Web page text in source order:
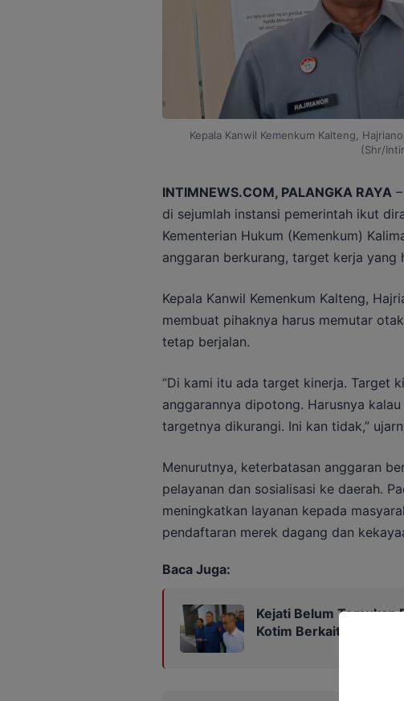
Kepala Kanwil Kemenkum Kalteng,
(Shr/
INTIMNEWS.COM, PALANGKA RAYA–
di sejumlah instansi pemerintah ikut
Kementerian Hukum (Kemenkum)
anggaran berkurang, target kerja yang
Kepala Kanwil Kemenkum Kalteng,
membuat pihaknya harus memutar
tetap berjalan.
“Di kami itu ada target kinerja. Target
anggarannya dipotong. Harusnya
targetnya dikurangi. Ini kan tidak,”
Menurutnya, keterbatasan anggaran
pelayanan dan sosialisasi ke daerah.
meningkatkan layanan kepada
pendaftaran merek dagang dan
Baca Juga:
Kejati Belum Temukan
Kotim Berkaitan dengan